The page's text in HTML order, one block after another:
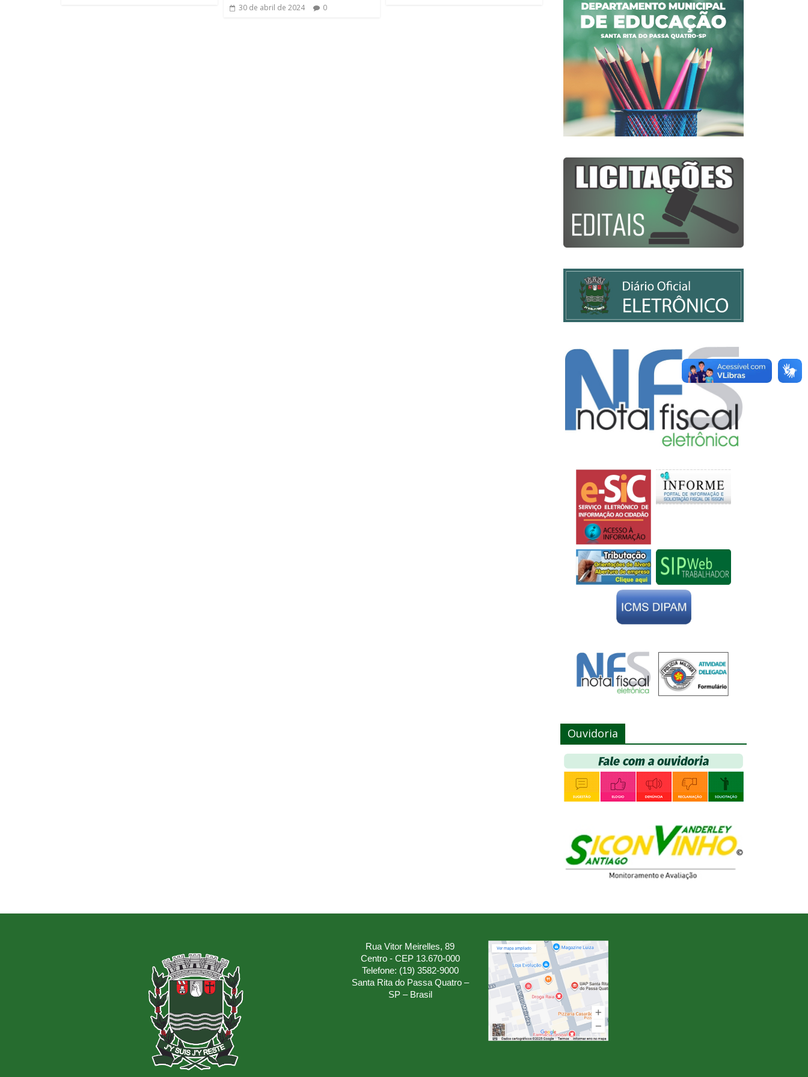
30 de abril de 2024 0
Ouvidoria
Rua Vitor Meirelles, 89
Centro - CEP 13.670-000
Telefone: (19) 3582-9000
Santa Rita do Passa Quatro –
SP – Brasil